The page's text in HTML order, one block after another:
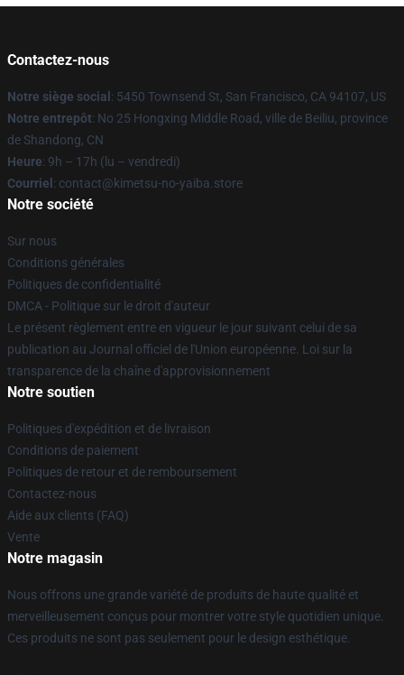
Contactez-nous
Notre siège social : 5450 Townsend St, San Francisco, CA 94107, US
Notre entrepôt: No 25 Hongxing Middle Road, ville de Beiliu, province
de Shandong, CN
Heure: 9h – 17h (lu – vendredi)
Courriel : contact@kimetsu-no-yaiba.store
Notre société
Sur nous
Conditions générales
Politiques de confidentialité
DMCA - Politique sur le droit d'auteur
Le présent règlement entre en vigueur le jour suivant celui de sa
publication au Journal officiel de l'Union européenne. Loi sur la
transparence de la chaîne d'approvisionnement
Notre soutien
Politiques d'expédition et de livraison
Conditions de paiement
Politiques de retour et de remboursement
Contactez-nous
Aide aux clients (FAQ)
Vente
Notre magasin
Nous offrons une grande variété de produits de haute qualité et
merveilleusement conçus pour montrer votre style quotidien unique.
Ces produits ne sont pas seulement pour le design esthétique.